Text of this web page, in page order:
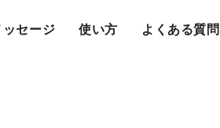
ッセージ 使い方 よくある質問